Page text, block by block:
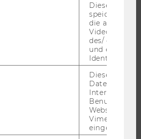
Dieses Cookie
speichert
die aktuellen
des/ der
und einen
Dieses
Daten über
Interaktionen
Websites, auf
Vimeo-Video
eingebettet